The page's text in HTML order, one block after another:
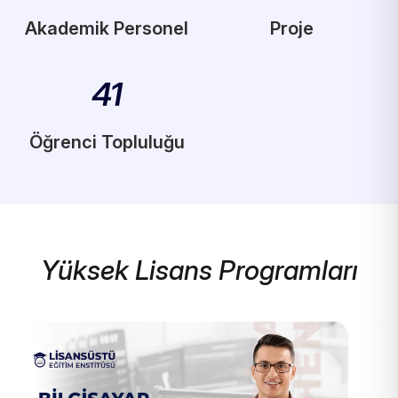
Akademik Personel Proje
41
Öğrenci Topluluğu
Yüksek Lisans Programları